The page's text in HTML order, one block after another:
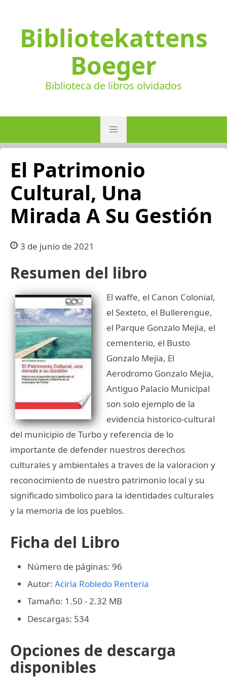
Bibliotekattens
Boeger
Biblioteca de libros olvidados
El Patrimonio
Cultural, Una
Mirada A Su Gestión
3 de junio de 2021
Resumen del libro
El waffe, el Canon Colonial,
el Sexteto, el Bullerengue,
el Parque Gonzalo Mejia, el
cementerio, el Busto
Gonzalo Mejia, El
Aerodromo Gonzalo Mejia,
Antiguo Palacio Municipal
son solo ejemplo de la
evidencia historico-cultural
del municipio de Turbo y referencia de lo
importante de defender nuestros derechos
culturales y ambientales a traves de la valoracion y
reconocimiento de nuestro patrimonio local y su
significado simbolico para la identidades culturales
y la memoria de los pueblos.
Ficha del Libro
Número de páginas: 96
Autor: Aciria Robledo Renteria
Tamaño: 1.50 - 2.32 MB
Descargas: 534
Opciones de descarga
disponibles